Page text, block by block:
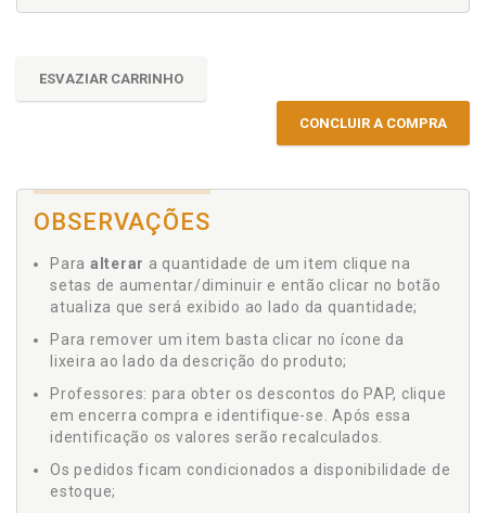
ESVAZIAR CARRINHO
CONCLUIR A COMPRA
OBSERVAÇÕES
Para alterar a quantidade de um item clique na
setas de aumentar/diminuir e então clicar no botão
atualiza que será exibido ao lado da quantidade;
Para remover um item basta clicar no ícone da
lixeira ao lado da descrição do produto;
Professores: para obter os descontos do PAP, clique
em encerra compra e identifique-se. Após essa
identificação os valores serão recalculados.
Os pedidos ficam condicionados a disponibilidade de
estoque;